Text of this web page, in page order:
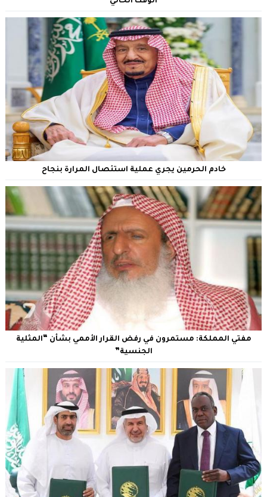
خادم الحرمين يجري عملية استئصال المرارة بنجاح
مفتي المملكة: مستمرون في رفض القرار الأممي بشأن “المثلية
الجنسية”